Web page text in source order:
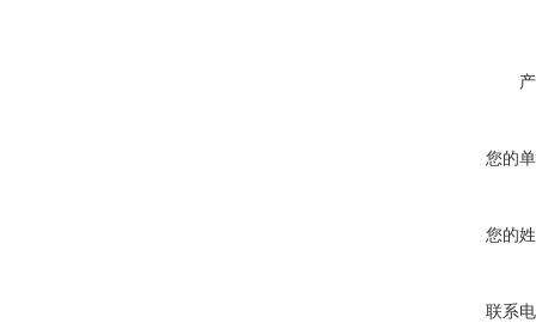
您的
您的
联系